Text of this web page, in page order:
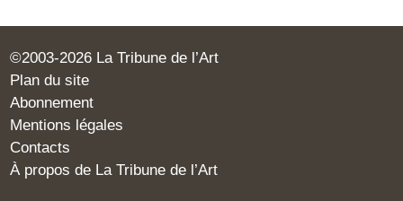
©2003-2026 La Tribune de l’Art
Plan du site
Abonnement
Mentions légales
Contacts
À propos de La Tribune de l’Art